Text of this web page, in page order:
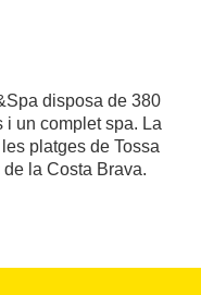
disposa de 380
i un complet spa. La
platges de Tossa
la Costa Brava.